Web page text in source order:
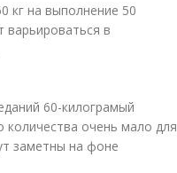
кг на выполнение 50
варьироваться в
60-килограмый
количества очень мало для
заметны на фоне